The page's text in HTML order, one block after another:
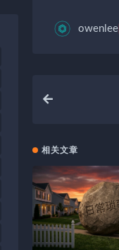
owenlee
相关文章